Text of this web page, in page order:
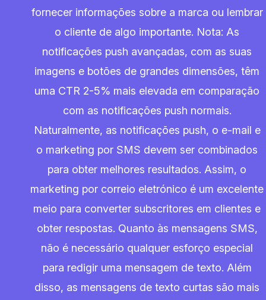
fornecer informações sobre a marca ou lembrar
o cliente de algo importante. Nota: As
notificações push avançadas, com as suas
imagens e botões de grandes dimensões, têm
uma CTR 2-5% mais elevada em comparação
com as notificações push normais.
Naturalmente, as notificações push, o e-mail e
o marketing por SMS devem ser combinados
para obter melhores resultados. Assim, o
marketing por correio eletrónico é um excelente
meio para converter subscritores em clientes e
obter respostas. Quanto às mensagens SMS,
não é necessário qualquer esforço especial
para redigir uma mensagem de texto. Além
disso, as mensagens de texto curtas são mais